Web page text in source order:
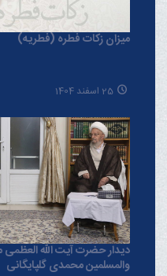
میزان زکات فطره (فطریه)
25 اسفند 1404
دیدار حضرت آیت الله
والمسلمین محمدی گلپایگانی